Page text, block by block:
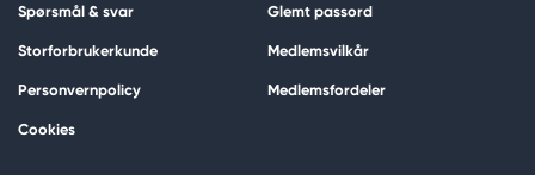
Spørsmål & svar
Storforbrukerkunde
Personvernpolicy
Cookies
Glemt passord
Medlemsvilkår
Medlemsfordeler